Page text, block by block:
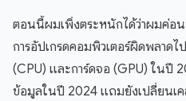
ตอนนี้ผมเพิ่งตระหนักได้ว่าผมค่อ
การอัปเกรดคอมพิวเตอร์ผิดพลาด
(CPU) และการ์ดจอ (GPU) ในปี
ข้อมูลในปี 2024 แถมยังเปลี่ยนเค